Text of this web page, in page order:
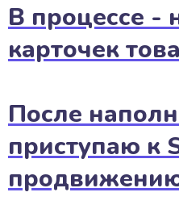
В процессе -
карточек
После
приступаю к